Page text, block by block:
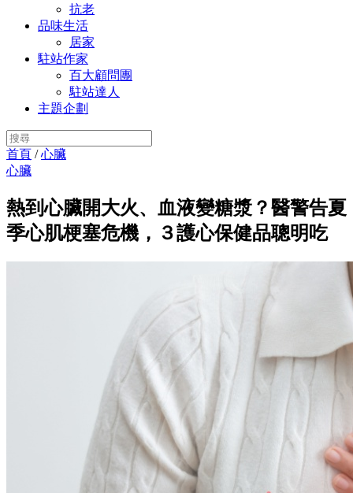
抗老
品味生活
居家
駐站作家
百大顧問團
駐站達人
主題企劃
首頁 /心臟
心臟
熱到心臟開大火、血液變糖漿？醫警告夏
季心肌梗塞危機，３護心保健品聰明吃